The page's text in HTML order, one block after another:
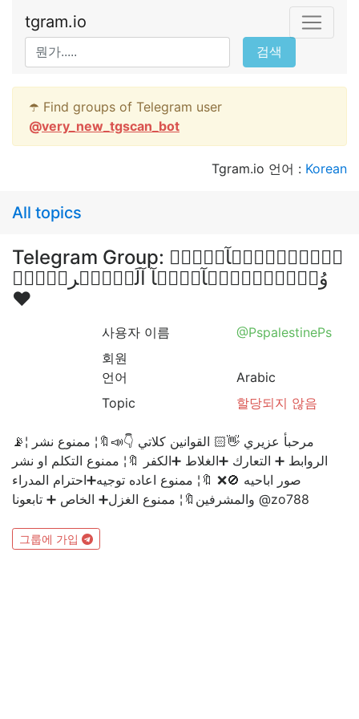
tgram.io
검색
☂️ Find groups of Telegram user
@very_new_tgscan_bot
Tgram.io 언어 : Korean
All topics
Telegram Group: شۣۗـۙبۣۗـۙآبۣۗـۙ
وُصۣۗـۙبۣۗـۙآيۣۗہآ آلَعۣۗـۙربۣۗـۙ
❤
사용자 이름
@PspalestinePs
회원
언어
Arabic
Topic
할당되지 않음
📡¦ مرحبأ عزيري 👋🏻 القوانين كلاتي 👇📣🔖¦ ممنوع نشر
الروابط ➕ التعارك ➕الغلاط ➕الكفر 🔖¦ ممنوع التكلم او نشر
صور اباحيه 🚫❌ 🔖¦ ممنوع اعاده توجيه➕احترام المدراء
والمشرفين🔖¦ ممنوع الغزل➕ الخاص ➕ تابعونا @zo788
그룹에 가입